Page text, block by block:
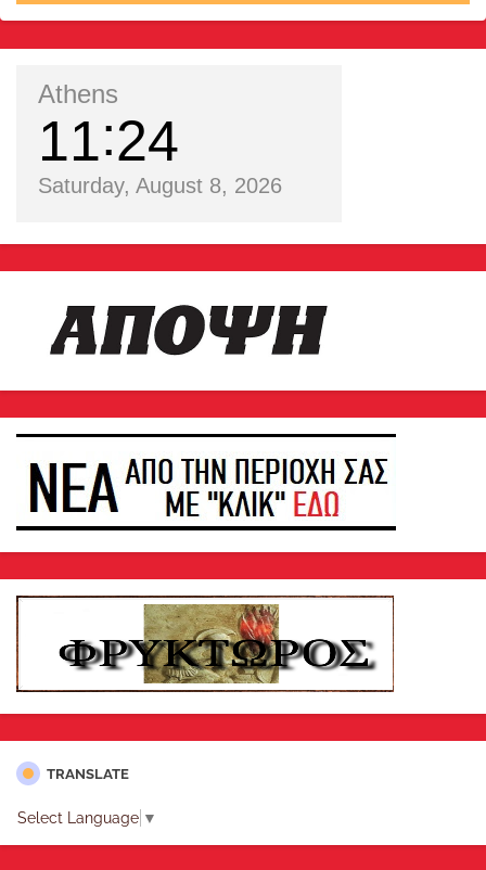
Athens
11 24
Saturday, August 8, 2026
TRANSLATE
Select Language ▼